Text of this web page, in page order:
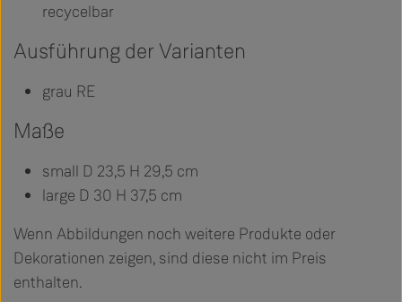
recycelbar
Ausführung der Varianten
grau RE
Maße
small D 23,5 H 29,5 cm
large D 30 H 37,5 cm
Wenn Abbildungen noch weitere Produkte oder
Dekorationen zeigen, sind diese nicht im Preis
enthalten.